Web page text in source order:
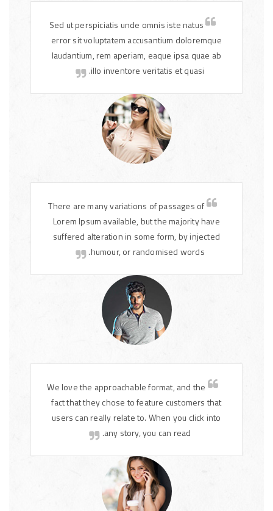
Sed ut perspiciatis unde omnis iste natus
error sit voluptatem accusantium doloremque
laudantium, rem aperiam, eaque ipsa quae ab
illo inventore veritatis et quasi.
There are many variations of passages of
Lorem Ipsum available, but the majority have
suffered alteration in some form, by injected
humour, or randomised words.
We love the approachable format, and the
fact that they chose to feature customers that
users can really relate to. When you click into
any story, you can read.